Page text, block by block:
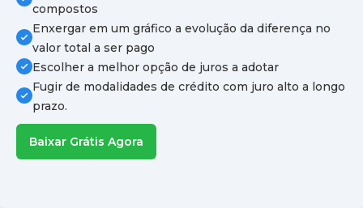
compostos
Enxergar em um gráfico a evolução da diferença no
valor total a ser pago
Escolher a melhor opção de juros a adotar
Fugir de modalidades de crédito com juro alto a longo
prazo.
Baixar Grátis Agora